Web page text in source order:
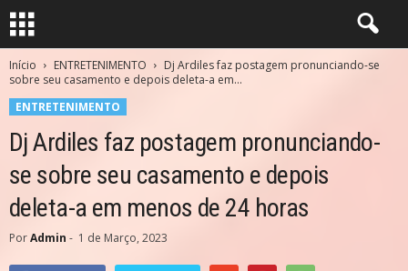
Início ENTRETENIMENTO
Dj Ardiles faz postagem pronunciando-se
sobre seu casamento e depois deleta-a em...
ENTRETENIMENTO
Dj Ardiles faz postagem pronunciando-
se sobre seu casamento e depois
deleta-a em menos de 24 horas
PorAdmin - 1 de Março, 2023